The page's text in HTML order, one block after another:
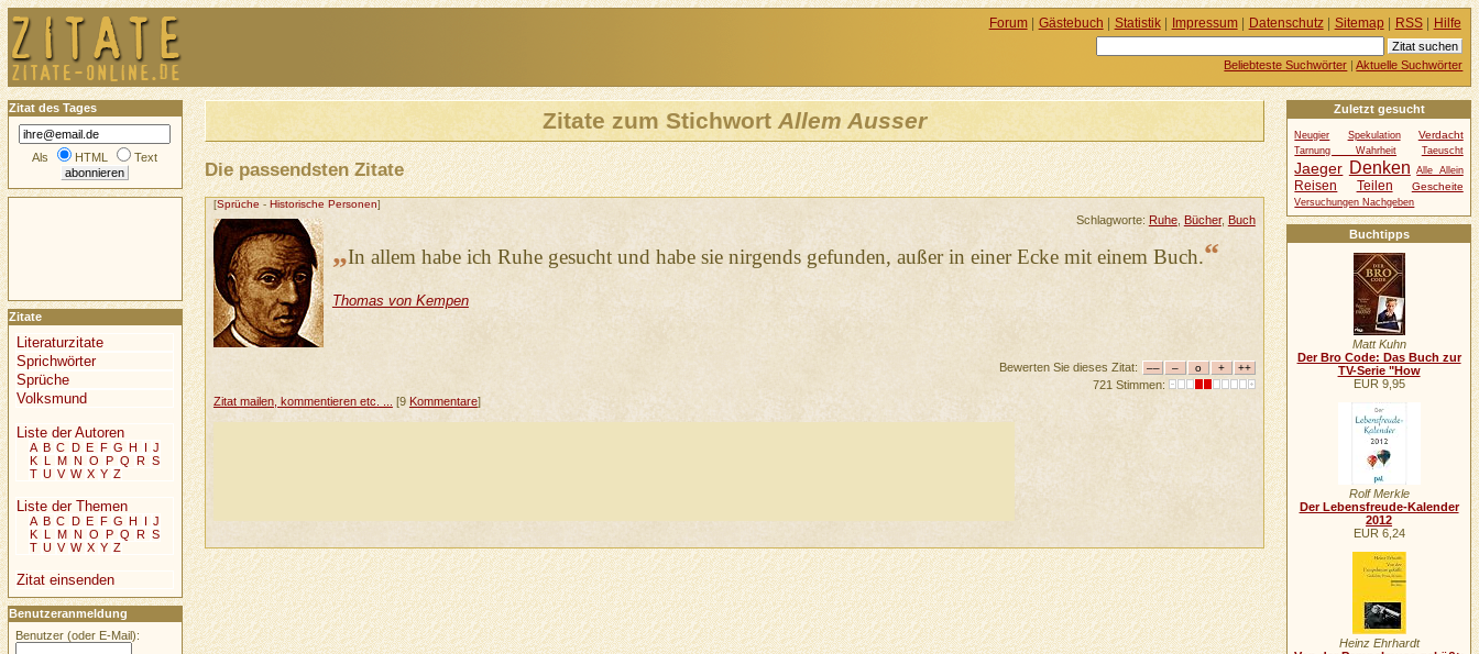
Zitate zum StichwortAllem Ausser
Die passendsten Zitate
[Sprüche - Historische Personen]
Schlagworte: Ruhe,Bücher, Buch
„In allem habe ich Ruhe gesucht und habe sie nirgends gefunden, außer in einer Ecke mit einem Buch.“
Thomas von Kempen
Bewerten Sie dieses Zitat:
721 Stimmen:
Zitat mailen, kommentieren etc. ...
[9 Kommentare]
Zuletzt gesucht
Neugier Spekulation Verdacht
Tarnung Wahrheit Taeuscht
Jaeger Denken Alle Allein
Reisen Teilen Gescheite
Versuchungen Nachgeben
Buchtipps
Matt Kuhn
Der Bro Code: Das Buch zur
TV-Serie "How
EUR 9,95
Rolf Merkle
Der Lebensfreude-Kalender
2012
EUR 6,24
Heinz Ehrhardt
Zitat des Tages
Als HTML Text
Zitate
Literaturzitate
Sprichwörter
Sprüche
Volksmund
Liste der Autoren
A B C D E F G H I J
K L M N O P Q R S
T U V W X Y Z
Liste der Themen
A B C D E F G H I J
K L M N O P Q R S
T U V W X Y Z
Zitat einsenden
Benutzeranmeldung
Benutzer (oder E-Mail):
Forum| Gästebuch | Statistik| Impressum| Datenschutz| Sitemap| RSS| Hilfe
Beliebteste Suchwörter |Aktuelle Suchwörter